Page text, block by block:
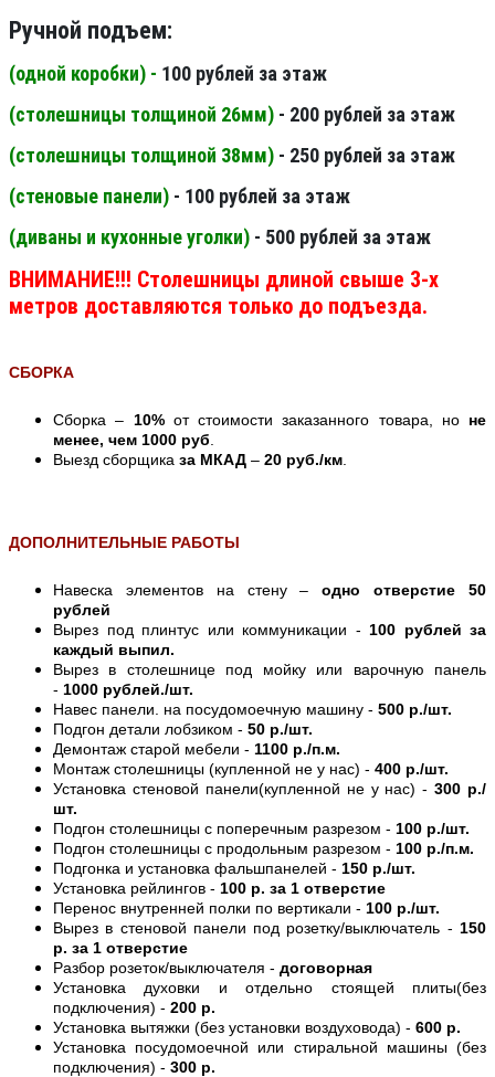
Ручной подъем:
(одной коробки) - 100 рублей за этаж
(столешницы толщиной 26мм) - 200 рублей за этаж
(столешницы толщиной 38мм) - 250 рублей за этаж
(стеновые панели) - 100 рублей за этаж
(диваны и кухонные уголки) - 500 рублей за этаж
ВНИМАНИЕ!!! Столешницы длиной свыше 3-х
метров доставляются только до подъезда.
СБОРКА
Сборка – 10%от стоимости заказанного товара, но не
менее, чем 1000 руб
Выезд сборщика за МКАД – 20 руб./км
ДОПОЛНИТЕЛЬНЫЕ РАБОТЫ
Навеска элементов на стену –одно отверстие 50
рублей
Вырез под плинтус или коммуникации - 100 рублей за
каждый выпил.
Вырез в столешнице под мойку или варочную панель
- 1000 рублей./шт.
Навес панели. на посудомоечную машину - 500 р./шт.
Подгон детали лобзиком - 50 р./шт.
Демонтаж старой мебели - 1100 р./п.м.
Монтаж столешницы (купленной не у нас) - 400 р./шт.
Установка стеновой панели(купленной не у нас) -300 р./
шт.
Подгон столешницы с поперечным разрезом - 100 р./шт.
Подгон столешницы с продольным разрезом - 100 р./п.м.
Подгонка и установка фальшпанелей - 150 р./шт.
Установка рейлингов - 100 р. за 1 отверстие
Перенос внутренней полки по вертикали - 100 р./шт.
Вырез в стеновой панели под розетку/выключатель - 150
р. за 1 отверстие
Разбор розеток/выключателя - договорная
Установка духовки и отдельно стоящей плиты(без
подключения) - 200 р.
Установка вытяжки (без установки воздуховода) - 600 р.
Установка посудомоечной или стиральной машины (без
подключения) - 300 р.